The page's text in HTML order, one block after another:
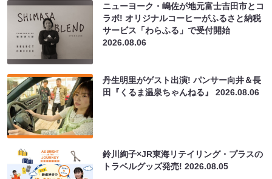
ニューヨーク・嶋佐が地元富士吉田市とコ
ラボ! オリジナルコーヒーがふるさと納税
サービス「わらふる」で受付開始
2026.08.06
丹生明里がゲスト出演! パンサー向井＆長
田『くるま温泉ちゃんねる』2026.08.06
鈴川絢子×JR東海リテイリング・プラスの
トラベルグッズ発売!2026.08.05